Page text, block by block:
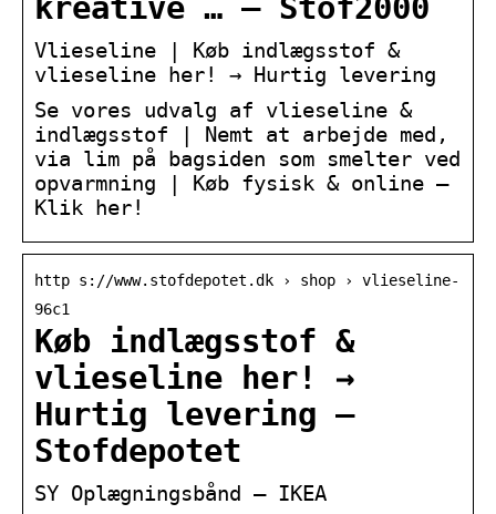
kreative … – Stof2000
Vlieseline | Køb indlægsstof &
vlieseline her! → Hurtig levering
Se vores udvalg af vlieseline &
indlægsstof | Nemt at arbejde med,
via lim på bagsiden som smelter ved
opvarmning | Køb fysisk & online –
Klik her!
http s://www.stofdepotet.dk › shop › vlieseline-
96c1
Køb indlægsstof &
vlieseline her! →
Hurtig levering –
Stofdepotet
SY Oplægningsbånd – IKEA